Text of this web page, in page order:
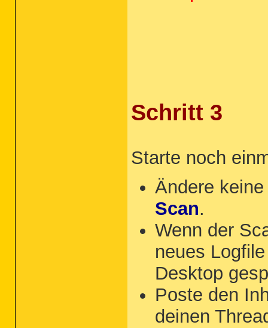
Schritt 3
Starte noch
Ändere
Scan.
Wenn der
neues
Desktop
Poste den
deinen